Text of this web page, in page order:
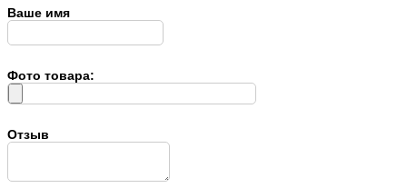
Ваше имя
Фото товара:
Отзыв